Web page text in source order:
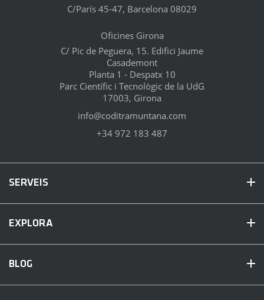
C/París 45-47, Barcelona 08029
Oficines Girona
C/ Pic de Peguera, 15. Edifici Jaume
Casademont
Planta 1 - Despatx 10
Parc Científic i Tecnològic de la UdG
17003, Girona
info@coditramuntana.com
+34 972 183 487
SERVEIS
EXPLORA
BLOG